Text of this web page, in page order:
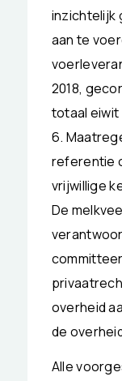
inzichtelijk
aan te
2018,
totaal
6.
referentie
vrijwillige
De
overheid
de
Alle